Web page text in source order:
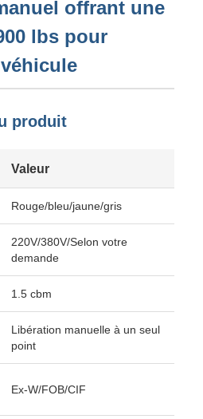
offrant une
lbs pour
produit
Valeur
Rouge/bleu/jaune/gris
220V/380V/Selon votre
demande
1.5 cbm
Libération manuelle à un seul
point
Ex-W/FOB/CIF